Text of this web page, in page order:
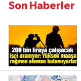
Son Haberler